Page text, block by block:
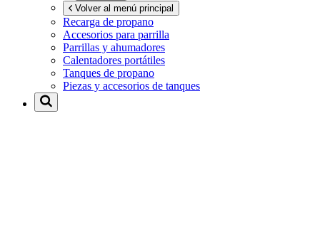
Volver al menú principal
Recarga de propano
Accesorios para parrilla
Parrillas y ahumadores
Calentadores portátiles
Tanques de propano
Piezas y accesorios de tanques